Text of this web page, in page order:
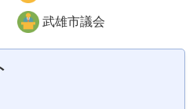
武雄市議会